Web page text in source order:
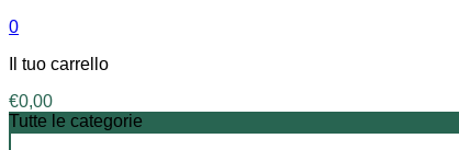
0
Il tuo carrello
€0,00
Tutte le categorie